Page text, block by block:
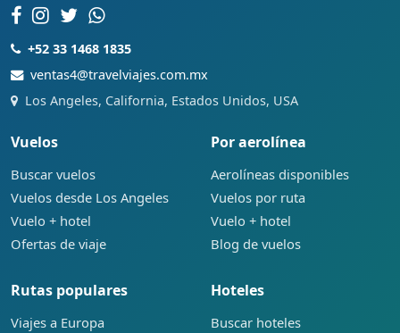
+52 33 1468 1835
ventas4@travelviajes.com.mx
Los Angeles, California, Estados Unidos, USA
Vuelos
Buscar vuelos
Vuelos desde Los Angeles
Vuelo + hotel
Ofertas de viaje
Por aerolínea
Aerolíneas disponibles
Vuelos por ruta
Vuelo + hotel
Blog de vuelos
Rutas populares
Viajes a Europa
Hoteles
Buscar hoteles